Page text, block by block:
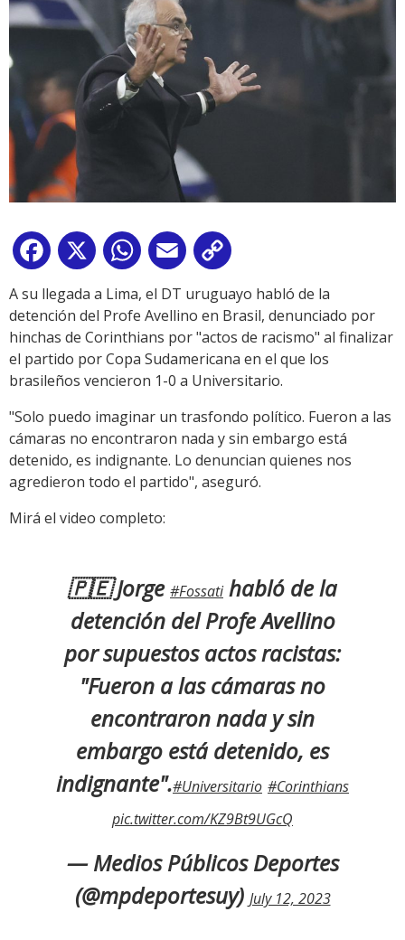
Facebook
X WhatsApp
Email
Link
A su llegada a Lima, el DT uruguayo habló de la
detención del Profe Avellino en Brasil, denunciado por
hinchas de Corinthians por "actos de racismo" al finalizar
el partido por Copa Sudamericana en el que los
brasileños vencieron 1-0 a Universitario.
"Solo puedo imaginar un trasfondo político. Fueron a las
cámaras no encontraron nada y sin embargo está
detenido, es indignante. Lo denuncian quienes nos
agredieron todo el partido", aseguró.
Mirá el video completo:
🇵🇪 Jorge #Fossatihabló de la
detención del Profe Avellino
por supuestos actos racistas:
"Fueron a las cámaras no
encontraron nada y sin
embargo está detenido, es
indignante".#Universitario #Corinthians
pic.twitter.com/KZ9Bt9UGcQ
— Medios Públicos Deportes
(@mpdeportesuy) July 12, 2023